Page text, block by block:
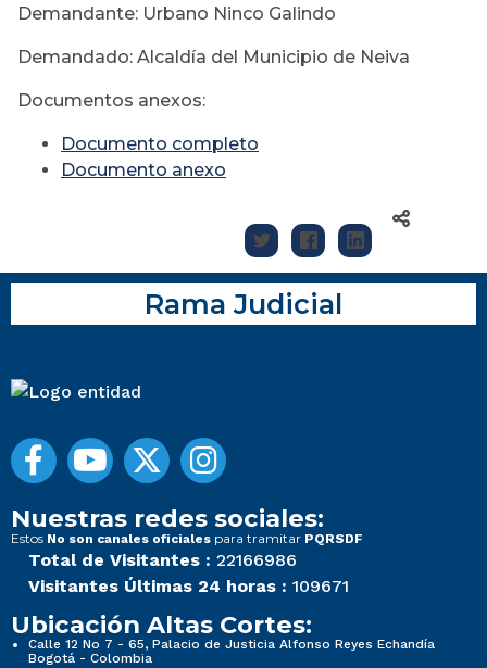
Demandante: Urbano Ninco Galindo
Demandado: Alcaldía del Municipio de Neiva
Documentos anexos:
Documento completo
Documento anexo
Rama Judicial
Nuestras redes sociales:
Estos No son canales oficiales para tramitar PQRSDF
Total de Visitantes : 22166986
Visitantes Últimas 24 horas : 109671
Ubicación Altas Cortes:
Calle 12 No 7 - 65, Palacio de Justicia Alfonso Reyes Echandía
Bogotá - Colombia